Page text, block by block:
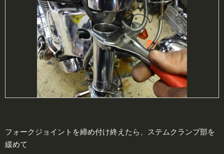
フォークジョイントを締め付け終えたら、ステムクランプ部を
緩めて